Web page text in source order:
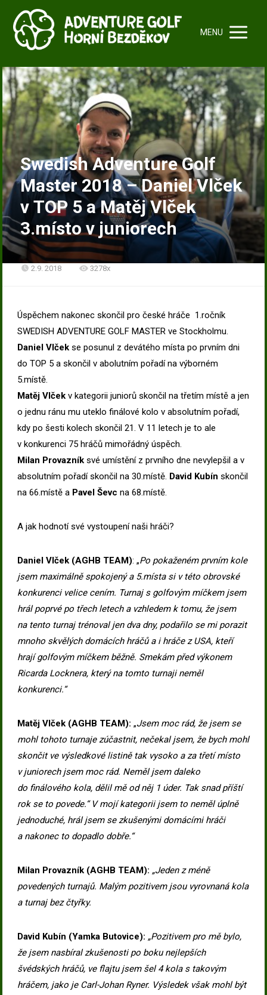
MENU
Swedish Adventure Golf
Master 2018 – Daniel Vlček
v TOP 5 a Matěj Vlček
3.místo v juniorech
2.9. 2018 3278x
Úspěchem nakonec skončil pro české hráče 1.ročník
SWEDISH ADVENTURE GOLF MASTER ve Stockholmu.
Daniel Vlček se posunul z devátého místa po prvním dni
do TOP 5 a skončil v abolutním pořadí na výborném
5.místě.
Matěj Vlček v kategorii juniorů skončil na třetím místě a jen
o jednu ránu mu uteklo finálové kolo v absolutním pořadí,
kdy po šesti kolech skončil 21. V 11 letech je to ale
v konkurenci 75 hráčů mimořádný úspěch.
Milan Provazník své umístění z prvního dne nevylepšil a v
absolutním pořadí skončil na 30.místě. David Kubín skončil
na 66.místě a Pavel Ševc na 68.místě.
A jak hodnotí své vystoupení naši hráči?
Daniel Vlček (AGHB TEAM): „Po pokaženém prvním kole
jsem maximálně spokojený a 5.místa si v této obrovské
konkurenci velice cením. Turnaj s golfovým míčkem jsem
hrál poprvé po třech letech a vzhledem k tomu, že jsem
na tento turnaj trénoval jen dva dny, podařilo se mi porazit
mnoho skvělých domácích hráčů a i hráče z USA, kteří
hrají golfovým míčkem běžně. Smekám před výkonem
Ricarda Locknera, který na tomto turnaji neměl
konkurenci.“
Matěj Vlček (AGHB TEAM):„Jsem moc rád, že jsem se
mohl tohoto turnaje zúčastnit, nečekal jsem, že bych mohl
skončit ve výsledkové listině tak vysoko a za třetí místo
v juniorech jsem moc rád. Neměl jsem daleko
do finálového kola, dělil mě od něj 1 úder. Tak snad příští
rok se to povede.“ V mojí kategorii jsem to neměl úplně
jednoduché, hrál jsem se zkušenými domácími hráči
a nakonec to dopadlo dobře.“
Milan Provazník (AGHB TEAM): „Jeden z méně
povedených turnajů. Malým pozitivem jsou vyrovnaná kola
a turnaj bez čtyřky.
David Kubín (Yamka Butovice): „Pozitivem pro mě bylo,
že jsem nasbíral zkušenosti po boku nejlepších
švédských hráčů, ve flajtu jsem šel 4 kola s takovým
hráčem, jako je Carl-Johan Ryner. Výsledek však mohl být